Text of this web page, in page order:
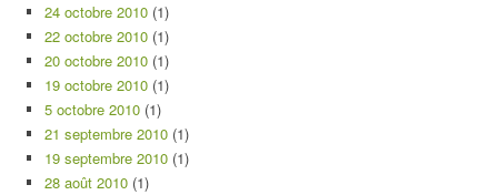
24 octobre 2010 (1)
22 octobre 2010 (1)
20 octobre 2010 (1)
19 octobre 2010 (1)
5 octobre 2010 (1)
21 septembre 2010 (1)
19 septembre 2010 (1)
28 août 2010 (1)